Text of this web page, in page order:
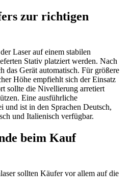
zur richtigen
Laser auf einem stabilen
Stativ platziert werden. Nach
das Gerät automatisch. Für größere
Höhe empfiehlt sich der Einsatz
sollte die Nivellierung arretiert
Eine ausführliche
und ist in den Sprachen Deutsch,
und Italienisch verfügbar.
beim Kauf
sollten Käufer vor allem auf die